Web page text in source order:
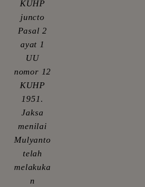
KUHP
juncto
Pasal 2
ayat 1
UU
nomor 12
KUHP
1951.
Jaksa
menilai
Mulyanto
telah
melakuka
n